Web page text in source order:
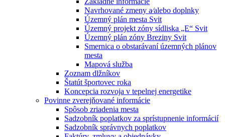
Navrhované zmeny a⁄alebo doplnky
Územný plán mesta Svit
Územný projekt zóny sídliska „E“ Svit
Územný plán zóny Breziny Svit
Smernica o obstarávaní územných plánov
mesta
Mapová služba
Zoznam dlžníkov
Štatút športovec roka
Koncepcia rozvoja v tepelnej energetike
Povinne zverejňované informácie
Spôsob zriadenia mesta
Sadzobník poplatkov za sprístupnenie informácií
Sadzobník správnych poplatkov